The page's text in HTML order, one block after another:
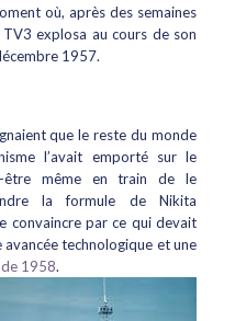
où, après des semaines
explosa au cours de son
1957.
que le reste du monde
l’avait emporté sur le
être même en train de le
la formule de Nikita
convaincre par ce qui devait
technologique et une
1958.